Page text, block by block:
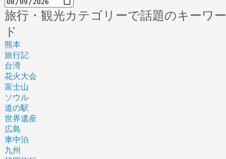
旅行・観光カテゴリーで話題のキーワー
ド
熊本
旅行記
台湾
花火大会
富士山
ソウル
道の駅
世界遺産
広島
車中泊
九州